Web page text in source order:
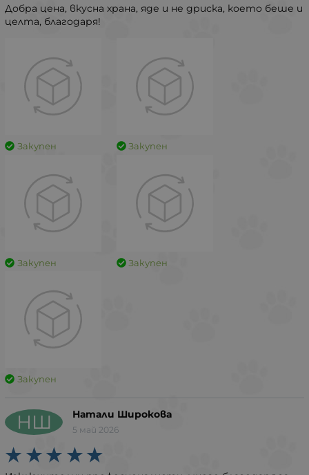
Добра цена, вкусна храна, яде и не дриска, което беше и
целта, благодаря!
Закупен Закупен
Закупен Закупен
Закупен
НШ Натали Широкова
5 май 2026